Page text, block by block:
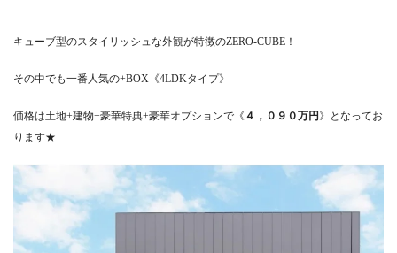
キューブ型のスタイリッシュな外観が特徴のZERO-CUBE！
その中でも一番人気の+BOX《4LDKタイプ》
価格は土地+建物+豪華特典+豪華オプションで《 ４，０９０万円 》となってお
ります★